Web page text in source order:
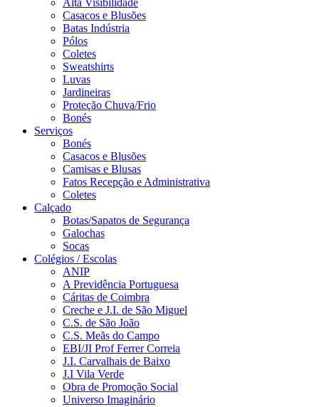
Alta Visibilidade
Casacos e Blusões
Batas Indústria
Pólos
Coletes
Sweatshirts
Luvas
Jardineiras
Proteção Chuva/Frio
Bonés
Serviços
Bonés
Casacos e Blusões
Camisas e Blusas
Fatos Recepção e Administrativa
Coletes
Calçado
Botas/Sapatos de Segurança
Galochas
Socas
Colégios / Escolas
ANIP
A Previdência Portuguesa
Cáritas de Coimbra
Creche e J.I. de São Miguel
C.S. de São João
C.S. Meãs do Campo
EBI/JI Prof Ferrer Correia
J.I. Carvalhais de Baixo
J.I Vila Verde
Obra de Promoção Social
Universo Imaginário